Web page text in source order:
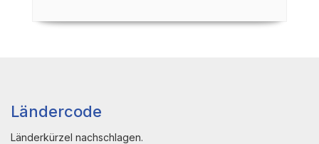
Ländercode
Länderkürzel nachschlagen.